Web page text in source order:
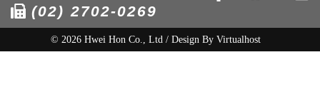
(02) 2702-0269
© 2026 Hwei Hon Co., Ltd / Design By Virtualhost